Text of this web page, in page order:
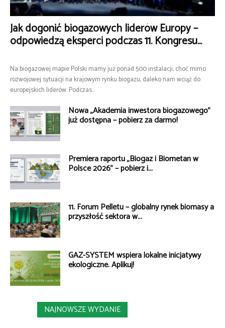
Jak dogonić biogazowych liderów Europy –
odpowiedzą eksperci podczas 11. Kongresu...
Na biogazowej mapie Polski mamy już ponad 500 instalacji, choć mimo
rozwojowej sytuacji na krajowym rynku biogazu, daleko nam wciąż do
europejskich liderów. Podczas...
Nowa „Akademia inwestora biogazowego”
już dostępna – pobierz za darmo!
Premiera raportu „Biogaz i Biometan w
Polsce 2026” – pobierz i...
11. Forum Pelletu – globalny rynek biomasy a
przyszłość sektora w...
GAZ-SYSTEM wspiera lokalne inicjatywy
ekologiczne. Aplikuj!
NAJNOWSZE WYDANIE